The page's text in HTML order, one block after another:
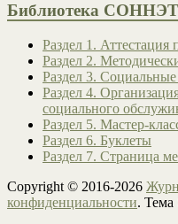
Библиотека СОННЭТ
Раздел 1.
Раздел 2.
Раздел 3.
Раздел 4.
социального
Раздел 5. Мастер-
Раздел 6. Буклеты
Раздел 7. Страница
Copyright © 2016-2026
конфиденциальности. Тема